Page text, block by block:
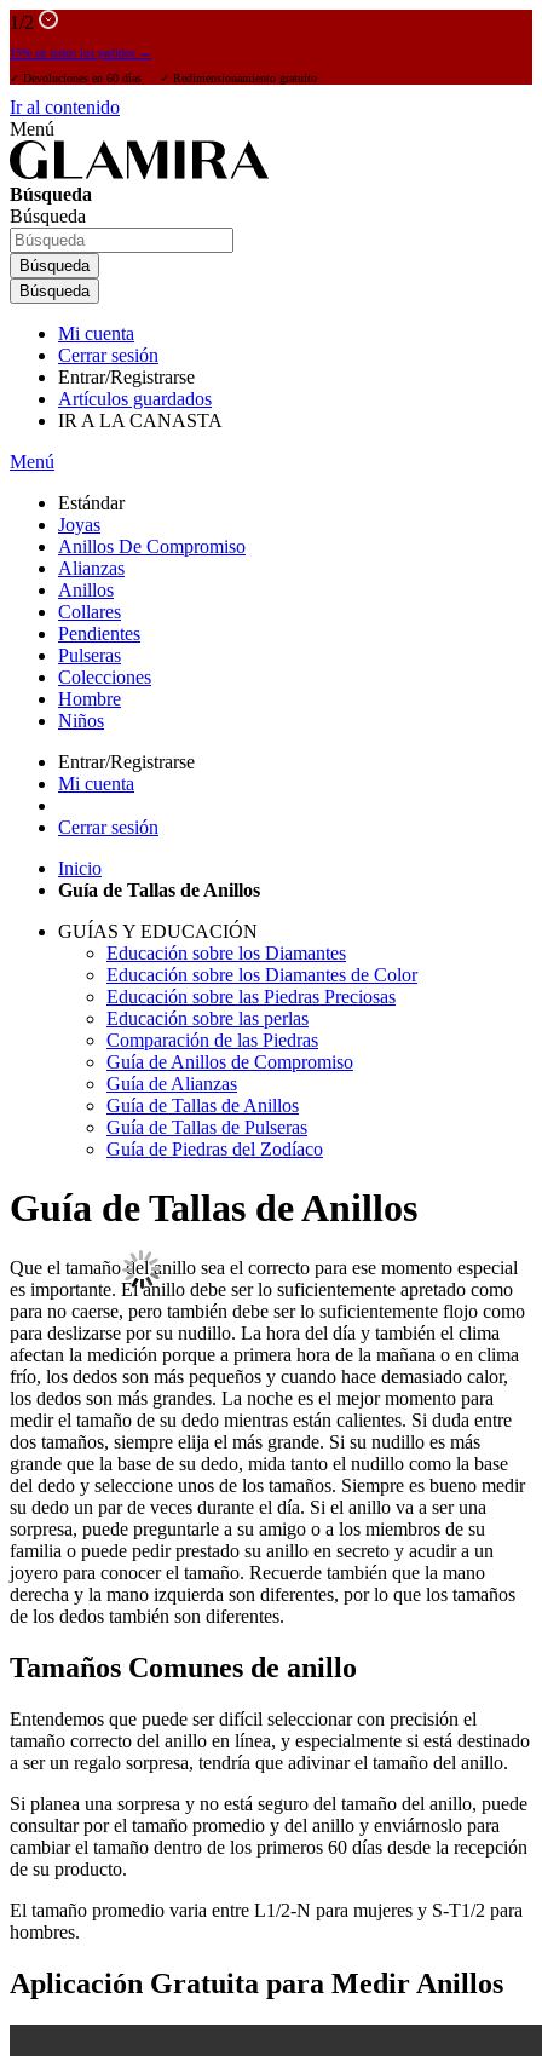
1/2
15% en todos los pedidos →
✓ Devoluciones en 60 días ✓ Redimensionamiento gratuito
Ir al contenido
Menú
Búsqueda
Búsqueda
Búsqueda
Búsqueda
Mi cuenta
Cerrar sesión
Entrar/Registrarse
Artículos guardados
IR A LA CANASTA
Menú
Estándar
Joyas
Anillos De Compromiso
Alianzas
Anillos
Collares
Pendientes
Pulseras
Colecciones
Hombre
Niños
Entrar/Registrarse
Mi cuenta
Cerrar sesión
Inicio
Guía de Tallas de Anillos
GUÍAS Y EDUCACIÓN
Educación sobre los Diamantes
Educación sobre los Diamantes de Color
Educación sobre las Piedras Preciosas
Educación sobre las perlas
Comparación de las Piedras
Guía de Anillos de Compromiso
Guía de Alianzas
Guía de Tallas de Anillos
Guía de Tallas de Pulseras
Guía de Piedras del Zodíaco
Guía de Tallas de Anillos
Que el tamaño del anillo sea el correcto para ese momento especial
es importante. El anillo debe ser lo suficientemente apretado como
para no caerse, pero también debe ser lo suficientemente flojo como
para deslizarse por su nudillo. La hora del día y también el clima
afectan la medición porque a primera hora de la mañana o en clima
frío, los dedos son más pequeños y cuando hace demasiado calor,
los dedos son más grandes. La noche es el mejor momento para
medir el tamaño de su dedo mientras están calientes. Si duda entre
dos tamaños, siempre elija el más grande. Si su nudillo es más
grande que la base de su dedo, mida tanto el nudillo como la base
del dedo y seleccione unos de los tamaños. Siempre es bueno medir
su dedo un par de veces durante el día. Si el anillo va a ser una
sorpresa, puede preguntarle a su amigo o a los miembros de su
familia o puede pedir prestado su anillo en secreto y acudir a un
joyero para conocer el tamaño. Recuerde también que la mano
derecha y la mano izquierda son diferentes, por lo que los tamaños
de los dedos también son diferentes.
Tamaños Comunes de anillo
Entendemos que puede ser difícil seleccionar con precisión el
tamaño correcto del anillo en línea, y especialmente si está destinado
a ser un regalo sorpresa, tendría que adivinar el tamaño del anillo.
Si planea una sorpresa y no está seguro del tamaño del anillo, puede
consultar por el tamaño promedio y del anillo y enviárnoslo para
cambiar el tamaño dentro de los primeros 60 días desde la recepción
de su producto.
El tamaño promedio varia entre L1/2-N para mujeres y S-T1/2 para
hombres.
Aplicación Gratuita para Medir Anillos